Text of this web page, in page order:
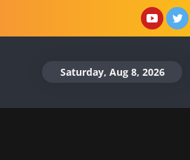
YouTube
X
Saturday, Aug 8, 2026